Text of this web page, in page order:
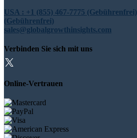
USA : +1 (855) 467-7775 (Gebührenfrei)
(Gebührenfrei)
sales@globalgrowthinsights.com
Verbinden Sie sich mit uns
Online-Vertrauen